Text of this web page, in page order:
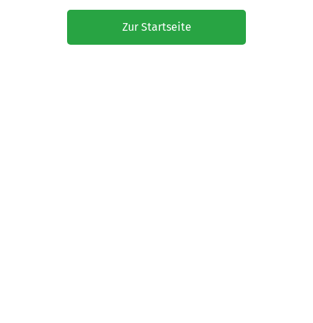
Zur Startseite